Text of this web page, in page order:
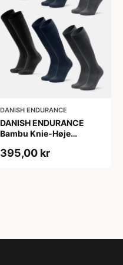
DANISH ENDURANCE
DANISH ENDURANCE
Bambu Knie-Høje
Navy Blå, 6-Pak
395,00 kr